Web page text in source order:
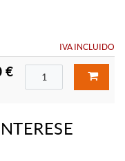
IVA INCLUIDO
€